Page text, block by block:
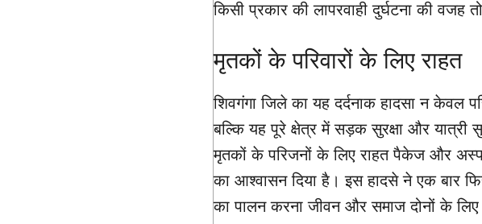
किसी प्रकार की लापरवाही दुर्घटना की वजह
मृतकों के परिवारों के लिए राहत
शिवगंगा जिले का यह दर्दनाक हादसा न केवल
बल्कि यह पूरे क्षेत्र में सड़क सुरक्षा और यात्री
मृतकों के परिजनों के लिए राहत पैकेज और
का आश्वासन दिया है। इस हादसे ने एक बार
का पालन करना जीवन और समाज दोनों के